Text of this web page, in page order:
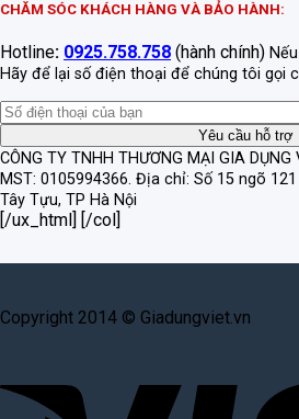
CHĂM SÓC KHÁCH HÀNG VÀ BẢO HÀNH:
Hotline: 0925.758.758 (hành chính)
Hãy để lại số điện thoại để chúng tôi gọi
CÔNG TY TNHH THƯƠNG MẠI GIA DỤNG
MST: 0105994366. Địa chỉ: Số 15 ngõ
Tây Tựu, TP Hà Nội
[/ux_html] [/col]
Copyright 2014 © Giadungviet.vn